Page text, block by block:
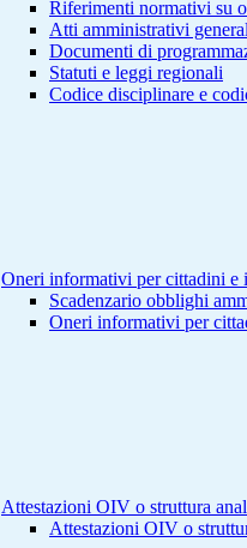
Riferimenti normativi su
Atti amministrativi
Documenti di
Statuti e leggi regionali
Codice disciplinare e
Oneri informativi per cittadini e
Scadenzario obblighi
Oneri informativi per
Attestazioni OIV o struttura
Attestazioni OIV o